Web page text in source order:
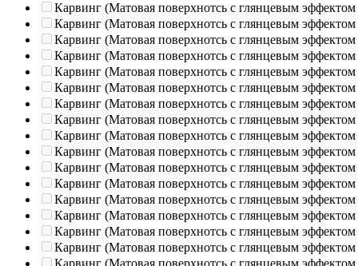
Карвинг (Матовая поверхнотсь с глянцевым эффектом
Карвинг (Матовая поверхнотсь с глянцевым эффектом
Карвинг (Матовая поверхнотсь с глянцевым эффектом
Карвинг (Матовая поверхнотсь с глянцевым эффектом
Карвинг (Матовая поверхнотсь с глянцевым эффектом
Карвинг (Матовая поверхнотсь с глянцевым эффектом
Карвинг (Матовая поверхнотсь с глянцевым эффектом
Карвинг (Матовая поверхнотсь с глянцевым эффектом
Карвинг (Матовая поверхнотсь с глянцевым эффектом
Карвинг (Матовая поверхнотсь с глянцевым эффектом
Карвинг (Матовая поверхнотсь с глянцевым эффектом
Карвинг (Матовая поверхнотсь с глянцевым эффектом
Карвинг (Матовая поверхнотсь с глянцевым эффектом
Карвинг (Матовая поверхнотсь с глянцевым эффектом
Карвинг (Матовая поверхнотсь с глянцевым эффектом
Карвинг (Матовая поверхнотсь с глянцевым эффектом